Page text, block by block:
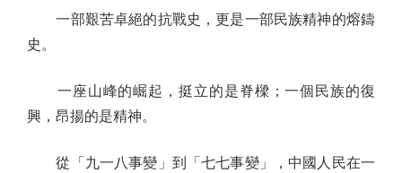
一部艱苦卓絕的抗戰史，更是一部民族精神的熔鑄
史。
一座山峰的崛起，挺立的是脊樑；一個民族的復
興，昂揚的是精神。
從「九一八事變」到「七七事變」，中國人民在一